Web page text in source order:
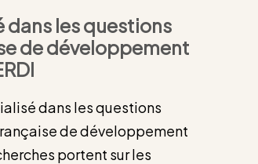
dans les questions
de développement
dans les questions
de développement
portent sur les